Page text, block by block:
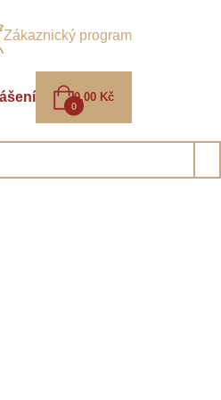
Zákaznický program
0
0,00 Kč